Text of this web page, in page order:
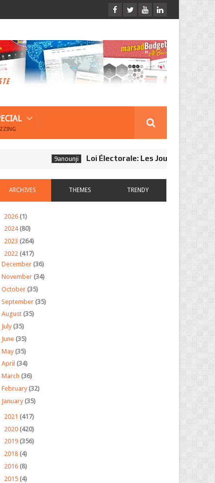
9anounji Loi Électorale: Les Journalistes Ne
ARCHIVES THEMES TRENDY
2026 (1)
2024 (80)
2023 (264)
2022 (417)
December (36)
November (34)
October (35)
September (35)
August (35)
July (35)
June (35)
May (35)
April (34)
March (36)
February (32)
January (35)
2021 (417)
2020 (420)
2019 (356)
2018 (4)
2016 (8)
2015 (4)